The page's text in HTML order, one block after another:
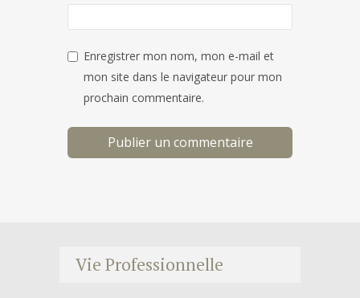
Enregistrer mon nom, mon e-mail et
mon site dans le navigateur pour mon
prochain commentaire.
Vie Professionnelle